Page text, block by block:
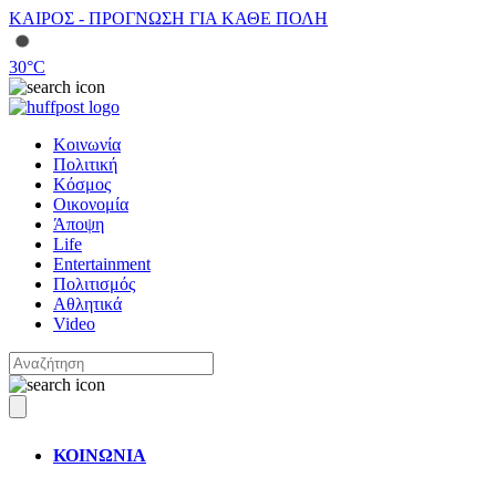
ΚΑΙΡΟΣ - ΠΡΟΓΝΩΣΗ ΓΙΑ ΚΑΘΕ ΠΟΛΗ
30°C
Κοινωνία
Πολιτική
Κόσμος
Οικονομία
Άποψη
Life
Entertainment
Πολιτισμός
Αθλητικά
Video
ΚΟΙΝΩΝΙΑ